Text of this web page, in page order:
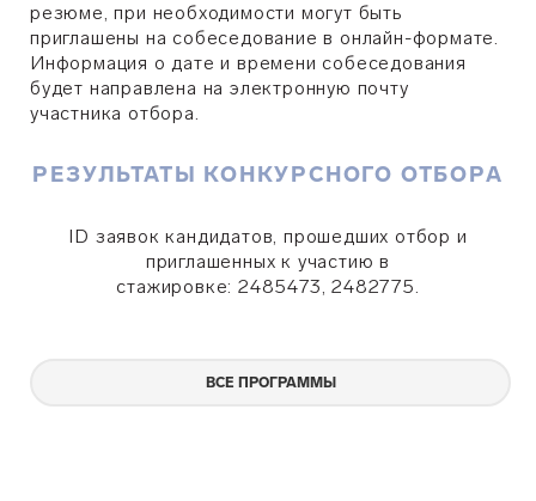
резюме, при необходимости могут быть
приглашены на собеседование в онлайн-формате.
Информация о дате и времени собеседования
будет направлена на электронную почту
участника отбора.
РЕЗУЛЬТАТЫ КОНКУРСНОГО ОТБОРА
ID заявок кандидатов, прошедших отбор и
приглашенных к участию в
стажировке: 2485473, 2482775.
ВСЕ ПРОГРАММЫ